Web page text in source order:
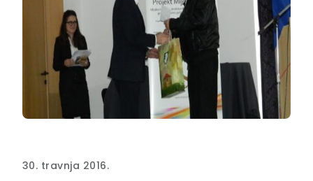
30. travnja 2016.